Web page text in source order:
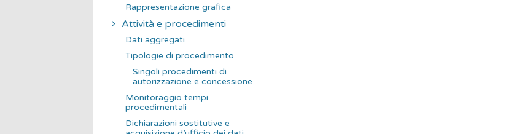
Rappresentazione grafica
Attività e procedimenti
Dati aggregati
Tipologie di procedimento
Singoli procedimenti di
autorizzazione e concessione
Monitoraggio tempi
procedimentali
Dichiarazioni sostitutive e